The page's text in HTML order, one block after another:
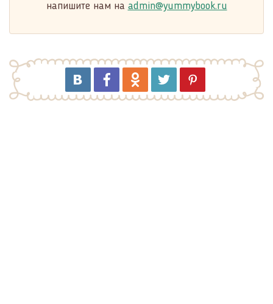
напишите нам на admin@yummybook.ru